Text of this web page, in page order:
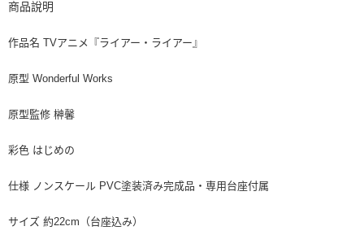
商品說明
作品名 TVアニメ『ライアー・ライアー』
原型 Wonderful Works
原型監修 榊馨
彩色 はじめの
仕様 ノンスケール PVC塗装済み完成品・専用台座付属
サイズ 約22cm（台座込み）